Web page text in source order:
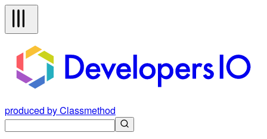
produced by Classmethod